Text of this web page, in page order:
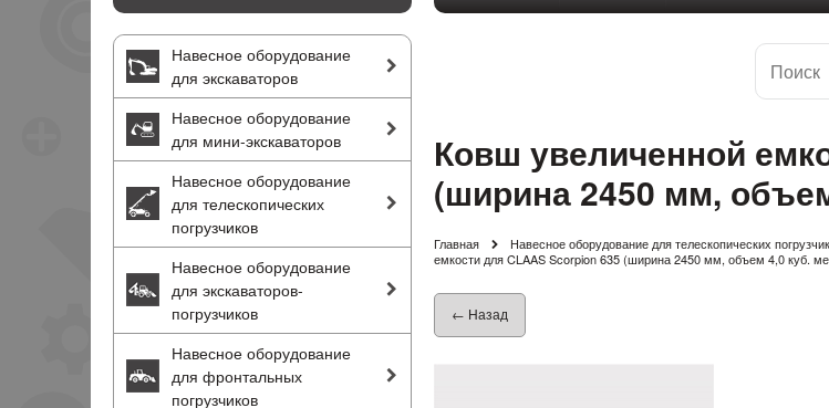
Навесное оборудование
для экскаваторов
Навесное оборудование
для мини-экскаваторов
Навесное оборудование
для телескопических
погрузчиков
Навесное оборудование
для экскаваторов-
погрузчиков
Навесное оборудование
для фронтальных
погрузчиков
Ковш увеличенной
(ширина 2450 мм,
Главная Навесное оборудование для телескопических
емкости для CLAAS Scorpion 635 (ширина 2450 мм, объем 4,0 куб.
← Назад